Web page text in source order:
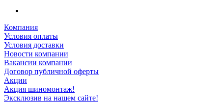
Компания
Условия оплаты
Условия доставки
Новости компании
Вакансии компании
Договор публичной оферты
Акции
Акция шиномонтаж!
Эксклюзив на нашем сайте!